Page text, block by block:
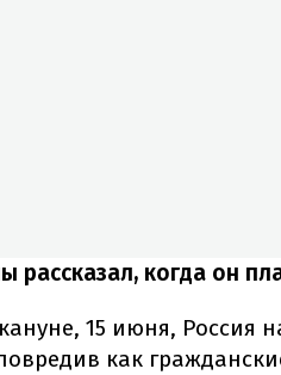
рассказал, когда он
15 июня, Россия
как